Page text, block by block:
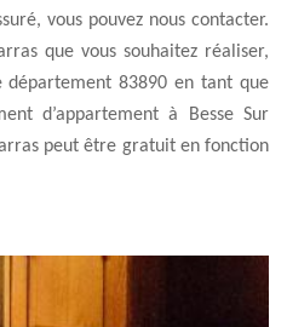
vous pouvez nous contacter.
que vous souhaitez réaliser,
83890 en tant que
d’appartement à Besse Sur
peut être gratuit en fonction